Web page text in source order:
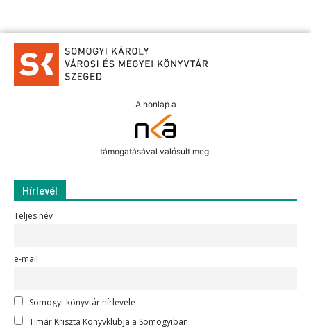
A honlap a
támogatásával valósult meg.
Hírlevél
Teljes név
e-mail
Somogyi-könyvtár hírlevele
Timár Kriszta Könyvklubja a Somogyiban